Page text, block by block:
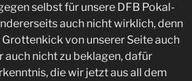
selbst für unsere DFB Pokal-
auch nicht wirklich, denn
von unserer Seite auch
auch nicht zu beklagen, dafür
die wir jetzt aus all dem